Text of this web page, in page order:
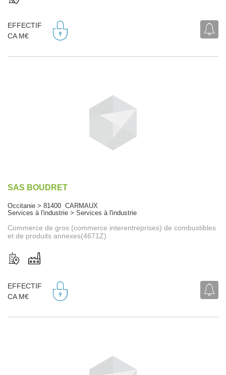
EFFECTIF
CA M€
SAS BOUDRET
Occitanie > 81400 CARMAUX
Services à l'industrie > Services à l'industrie
Commerce de gros (commerce interentreprises) de combustibles
et de produits annexes(4671Z)
EFFECTIF
CA M€